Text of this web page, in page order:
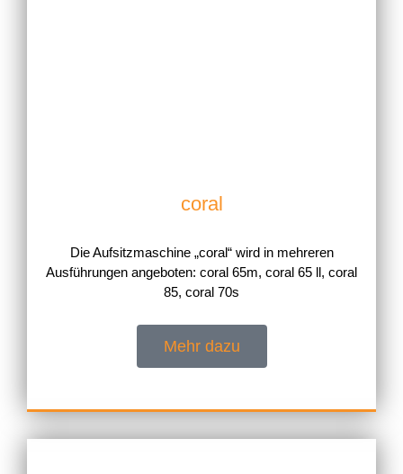
coral
Die Aufsitzmaschine „coral“ wird in mehreren
Ausführungen angeboten: coral 65m, coral 65 ll, coral
85, coral 70s
Mehr dazu